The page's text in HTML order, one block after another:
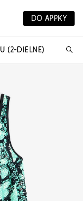
DO APPKY
(2-DIELNE)